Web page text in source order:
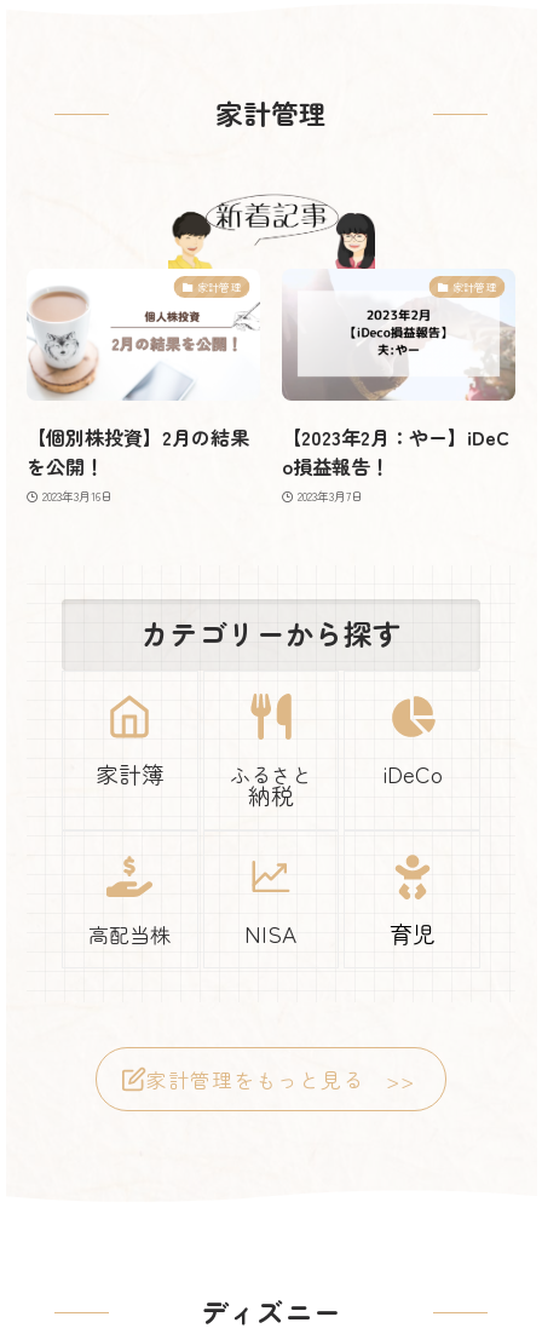
家計管理
家計管理
【個別株投資】2月の結果
を公開！
2023年3月16日
家計管理
【2023年2月：やー】iDeC
o損益報告！
2023年3月7日
カテゴリーから探す
家計簿 ふるさと
納税
iDeCo
高配当株 NISA 育児
家計管理をもっと見る >>
ディズニー